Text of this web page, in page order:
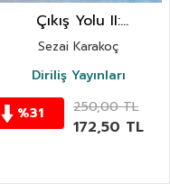
Çıkış Yolu II:
Medeniyetimizin Dirilişi
Sezai Karakoç
Diriliş Yayınları
%31 250,00TL
172,50 TL